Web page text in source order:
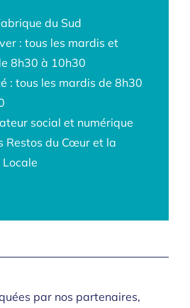
du Sud
: tous les mardis et
8h30 à 10h30
: tous les mardis de 8h30
social et numérique
Restos du Cœur et la
Locale
par nos partenaires,